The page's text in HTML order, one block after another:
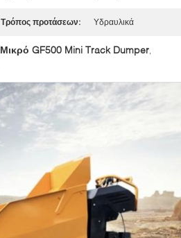
Τρόπος προτάσεων: Υδραυλικά
Μικρό GF500 Mini Track Dumper,